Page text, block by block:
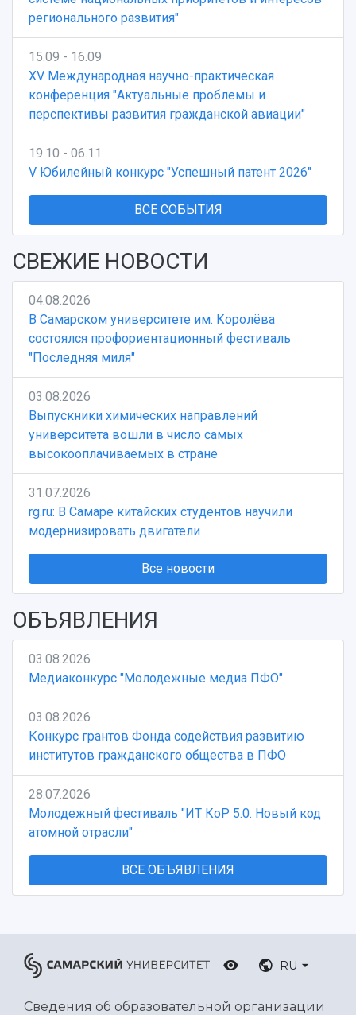
регионального развития"
15.09 - 16.09
XV Международная научно-практическая
конференция "Актуальные проблемы и
перспективы развития гражданской авиации"
19.10 - 06.11
V Юбилейный конкурс "Успешный патент 2026"
ВСЕ СОБЫТИЯ
СВЕЖИЕ НОВОСТИ
04.08.2026
В Самарском университете им. Королёва
состоялся профориентационный фестиваль
"Последняя миля"
03.08.2026
Выпускники химических направлений
университета вошли в число самых
высокооплачиваемых в стране
31.07.2026
rg.ru: В Самаре китайских студентов научили
модернизировать двигатели
Все новости
ОБЪЯВЛЕНИЯ
03.08.2026
Медиаконкурс "Молодежные медиа ПФО"
03.08.2026
Конкурс грантов Фонда содействия развитию
институтов гражданского общества в ПФО
28.07.2026
Молодежный фестиваль "ИТ КоР 5.0. Новый код
атомной отрасли"
ВСЕ ОБЪЯВЛЕНИЯ
RU
Сведения об образовательной организации